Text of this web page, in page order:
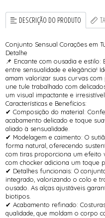
DESCRIÇÃO DO PRODUTO
Conjunto Sensual Corações em
Detalhe
📌 Encante com ousadia e
entre sensualidade e elegância!
amam valorizar suas curvas
une tule trabalhado com
um visual impactante e
Características e Benefícios:
✔ Composição do material:
acabamento delicado e toque
aliado à sensualidade.
✔ Modelagem e caimento: O
forma natural, oferecendo
com tiras proporciona um efeito
com chocker adiciona um toque
✔ Detalhes funcionais: O
integrado, valorizando o colo e
ousado. As alças ajustáveis
biotipos.
✔ Acabamento refinado:
qualidade, que moldam o corpo